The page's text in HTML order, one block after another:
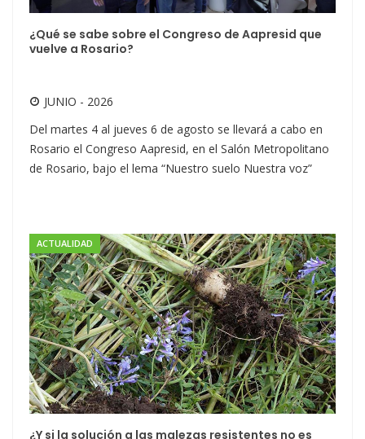
¿Qué se sabe sobre el Congreso de Aapresid que
vuelve a Rosario?
JUNIO - 2026
Del martes 4 al jueves 6 de agosto se llevará a cabo en
Rosario el Congreso Aapresid, en el Salón Metropolitano
de Rosario, bajo el lema “Nuestro suelo Nuestra voz”
ACTUALIDAD
¿Y si la solución a las malezas resistentes no es